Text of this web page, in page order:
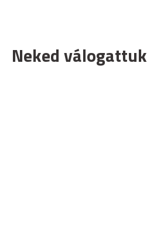
Neked válogattuk